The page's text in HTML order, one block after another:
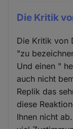
Die Kritik
Die Kritik von
"zu
Und einen "
auch nicht
Replik das
diese
Ihnen nicht